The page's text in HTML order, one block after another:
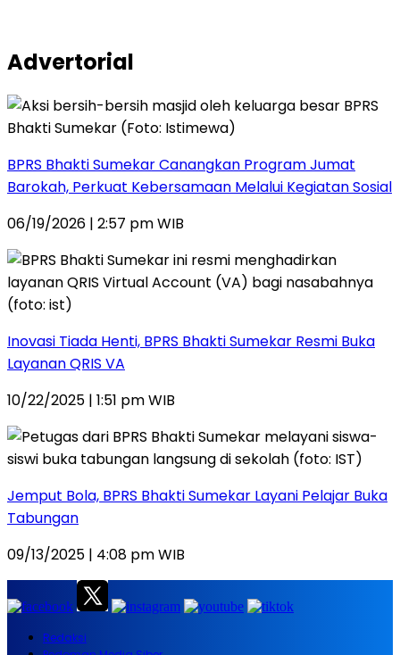
Advertorial
BPRS Bhakti Sumekar Canangkan Program Jumat
Barokah, Perkuat Kebersamaan Melalui Kegiatan Sosial
06/19/2026 | 2:57 pm WIB
Inovasi Tiada Henti, BPRS Bhakti Sumekar Resmi Buka
Layanan QRIS VA
10/22/2025 | 1:51 pm WIB
Jemput Bola, BPRS Bhakti Sumekar Layani Pelajar Buka
Tabungan
09/13/2025 | 4:08 pm WIB
Redaksi